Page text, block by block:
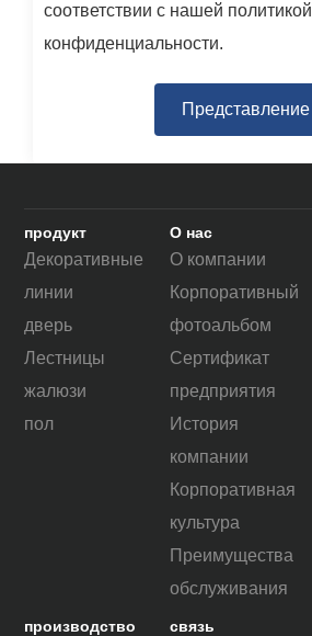
соответствии с нашей политикой
конфиденциальности.
продукт
Декоративные
линии
дверь
Лестницы
жалюзи
пол
О нас
О компании
Корпоративный
фотоальбом
Сертификат
предприятия
История
компании
Корпоративная
культура
Преимущества
обслуживания
производство связь